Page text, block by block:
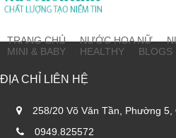
TRANG CHỦ NƯỚC HOA NỮ
MINI & BABY
HEALTHY BLOGS
ĐỊA CHỈ LIÊN HỆ
258/20 Võ Văn Tần, Phường 5,
0949.825572